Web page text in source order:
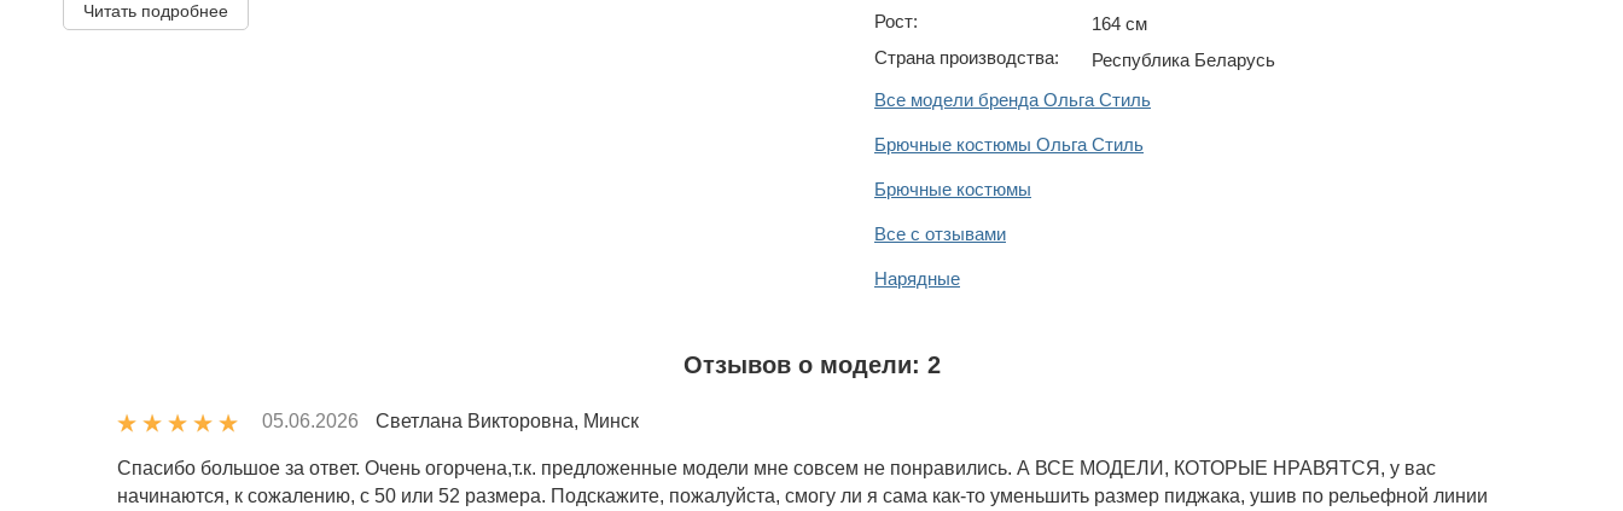
Читать подробнее
Рост:
164 см
Страна производства:
Республика Беларусь
Все модели бренда Ольга Стиль
Брючные костюмы Ольга Стиль
Брючные костюмы
Все с отзывами
Нарядные
Отзывов о модели: 2
05.06.2026 Светлана Викторовна, Минск
Спасибо большое за ответ. Очень огорчена,т.к. предложенные модели мне совсем не понравились. А ВСЕ МОДЕЛИ, КОТОРЫЕ НРАВЯТСЯ, у вас
начинаются, к сожалению, с 50 или 52 размера. Подскажите, пожалуйста, смогу ли я сама как-то уменьшить размер пиджака, ушив по рельефной линии